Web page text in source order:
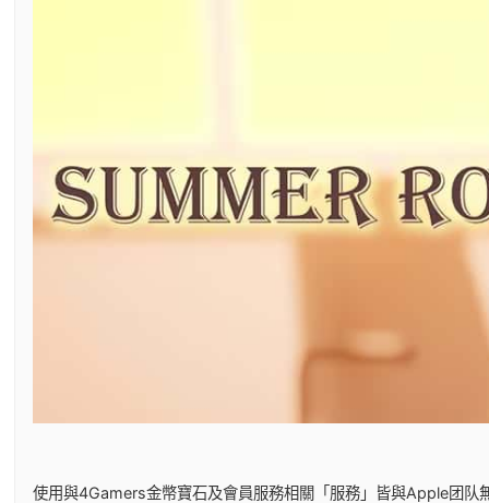
使用與4Gamers金幣寶石及會員服務相關「服務」皆與Apple团队